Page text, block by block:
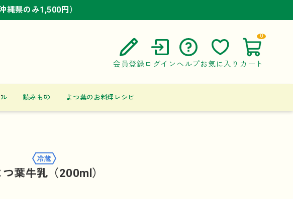
縄県のみ1,500円）
縄県のみ1,500円）
縄県のみ1,500円）
会員登録 ログイン ヘルプ
ご利用ガイド
お問い合わせ
お気に入り カート
0
読みもの よつ葉のお料理レシピ
葉牛乳（200ml）